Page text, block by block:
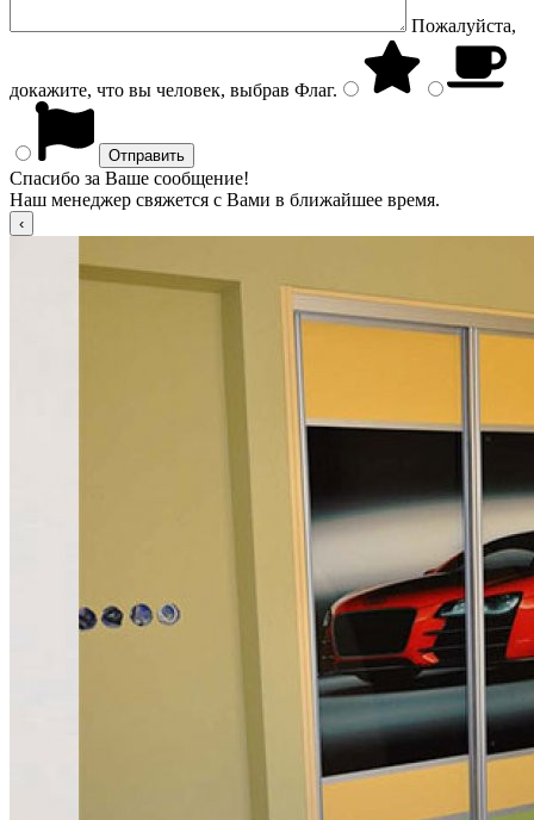
Пожалуйста,
докажите, что вы человек, выбрав Флаг.
Спасибо за Ваше сообщение!
Наш менеджер свяжется с Вами в ближайшее время.